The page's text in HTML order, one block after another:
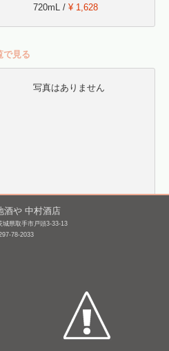
720mL / ¥ 1,628
で見る
写真はありません
相模灘 特別純米 若水 槽
場詰め 無濾過生原
酒や 中村酒店
城県取手市戸頭3-33-13
78-2033